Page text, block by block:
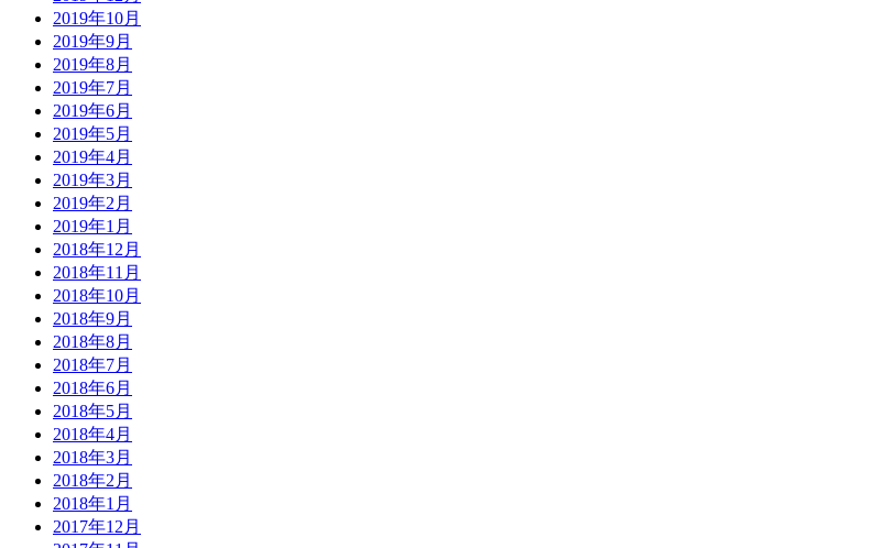
2019年10月
2019年9月
2019年8月
2019年7月
2019年6月
2019年5月
2019年4月
2019年3月
2019年2月
2019年1月
2018年12月
2018年11月
2018年10月
2018年9月
2018年8月
2018年7月
2018年6月
2018年5月
2018年4月
2018年3月
2018年2月
2018年1月
2017年12月